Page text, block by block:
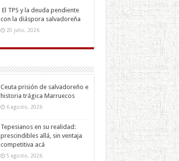
El TPS y la deuda pendiente
con la diáspora salvadoreña
20 julio, 2026
Ceuta prisión de salvadoreño e
historia trágica Marruecos
6 agosto, 2026
Tepesianos en su realidad:
prescindibles allá, sin ventaja
competitiva acá
5 agosto, 2026